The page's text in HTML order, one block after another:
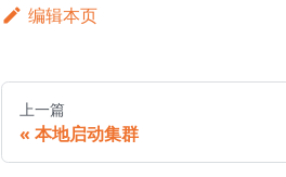
编辑本页
上一篇
本地启动集群